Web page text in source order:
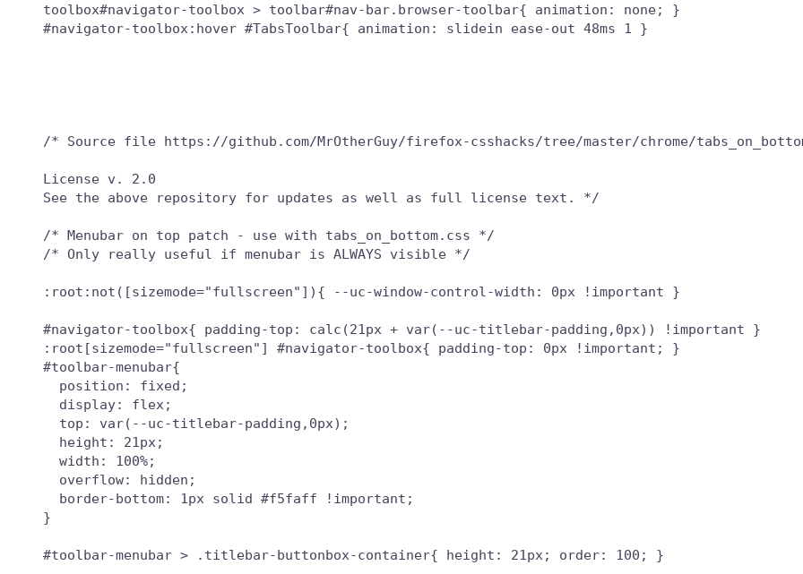
toolbox#navigator-toolbox > toolbar#nav-bar.browser-toolbar{ animation: none; }
#navigator-toolbox:hover #TabsToolbar{ animation: slidein ease-out 48ms 1 }
/* Source file https://github.com/MrOtherGuy/firefox-csshacks/tree/master/chrome/
License v. 2.0
See the above repository for updates as well as full license text. */
/* Menubar on top patch - use with tabs_on_bottom.css */
/* Only really useful if menubar is ALWAYS visible */
:root:not([sizemode="fullscreen"]){ --uc-window-control-width: 0px !important }
#navigator-toolbox{ padding-top: calc(21px + var(--uc-titlebar-padding,0px)) !important }
:root[sizemode="fullscreen"] #navigator-toolbox{ padding-top: 0px !important; }
#toolbar-menubar{
  position: fixed;
  display: flex;
  top: var(--uc-titlebar-padding,0px);
  height: 21px;
  width: 100%;
  overflow: hidden;
  border-bottom: 1px solid #f5faff !important;
}
#toolbar-menubar > .titlebar-buttonbox-container{ height: 21px; order: 100; }